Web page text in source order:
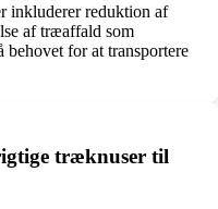
inkluderer reduktion af
af træaffald som
for at transportere
træknuser til